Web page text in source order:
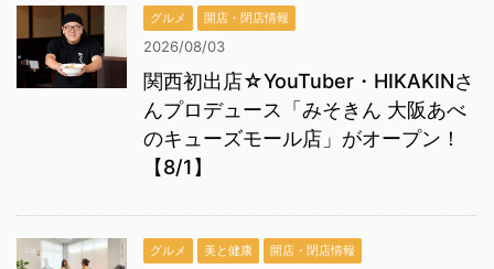
グルメ 開店・閉店情報
2026/08/03
関西初出店☆YouTuber・HIKAKINさ
んプロデュース「みそきん 大阪あべ
のキューズモール店」がオープン！
【8/1】
グルメ 美と健康 開店・閉店情報